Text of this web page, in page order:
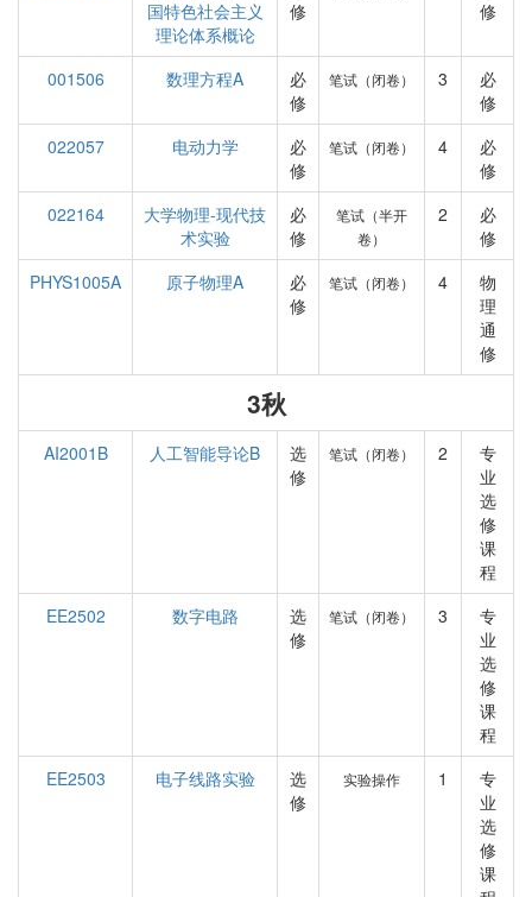
国特色社会主义
理论体系概论
修
修
001506 数理方程A
必
修
笔试（闭卷） 3
必
修
022057
电动力学
必
修
笔试（闭卷） 4
必
修
022164
大学物理-现代技
术实验
必
修
笔试（半开
卷）
2
必
修
PHYS1005A
原子物理A
必
修
笔试（闭卷） 4
物
理
通
修
3秋
AI2001B 人工智能导论B
选
修
笔试（闭卷） 2
专
业
选
修
课
程
EE2502
数字电路
选
修
笔试（闭卷） 3
专
业
选
修
课
程
EE2503
电子线路实验
选
修
实验操作 1
专
业
选
修
课